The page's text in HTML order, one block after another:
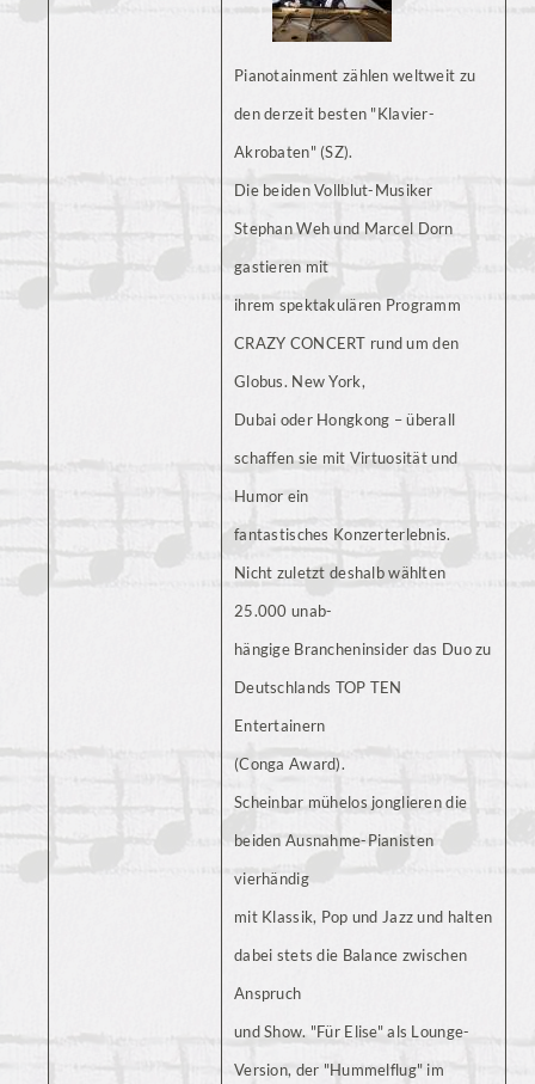
Pianotainment zählen weltweit zu
den derzeit besten "Klavier-
Akrobaten" (SZ).
Die beiden Vollblut-Musiker
Stephan Weh und Marcel Dorn
gastieren mit
ihrem spektakulären Programm
CRAZY CONCERT rund um den
Globus. New York,
Dubai oder Hongkong – überall
schaffen sie mit Virtuosität und
Humor ein
fantastisches Konzerterlebnis.
Nicht zuletzt deshalb wählten
25.000 unab-
hängige Brancheninsider das Duo zu
Deutschlands TOP TEN
Entertainern
(Conga Award).
Scheinbar mühelos jonglieren die
beiden Ausnahme-Pianisten
vierhändig
mit Klassik, Pop und Jazz und halten
dabei stets die Balance zwischen
Anspruch
und Show. "Für Elise" als Lounge-
Version, der "Hummelflug" im